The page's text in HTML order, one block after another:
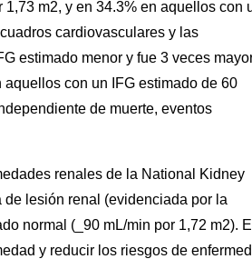
m2, y en 34.3% en aquellos con
cardiovasculares y las
estimado menor y fue 3 veces
con un IFG estimado de 60
de muerte, eventos
renales de la National Kidney
lesión renal (evidenciada por la
normal (_90 mL/min por 1,72 m2).
y reducir los riesgos de